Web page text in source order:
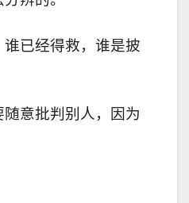
已经得救，谁是披
意批判别人，因为